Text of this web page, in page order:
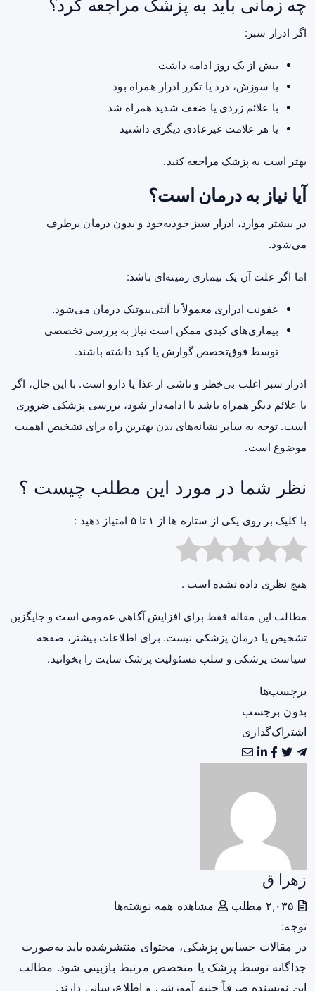
چه زمانی باید به پزشک مراجعه کرد؟
اگر ادرار سبز:
بیش از یک روز ادامه داشت
با سوزش، درد یا تکرر ادرار همراه بود
با علائم زردی یا ضعف شدید همراه شد
یا هر علامت غیرعادی دیگری داشتید
بهتر است به پزشک مراجعه کنید.
آیا نیاز به درمان است؟
در بیشتر موارد، ادرار سبز خودبه‌خود و بدون درمان برطرف
می‌شود.
اما اگر علت آن یک بیماری زمینه‌ای باشد:
عفونت ادراری معمولاً با آنتی‌بیوتیک درمان می‌شود.
بیماری‌های کبدی ممکن است نیاز به بررسی تخصصی
توسط فوق‌تخصص گوارش یا کبد داشته باشند.
ادرار سبز اغلب بی‌خطر و ناشی از غذا یا دارو است. با این حال، اگر
با علائم دیگر همراه باشد یا ادامه‌دار شود، بررسی پزشکی ضروری
است. توجه به سایر نشانه‌های بدن بهترین راه برای تشخیص اهمیت
موضوع است.
نظر شما در مورد این مطلب چیست ؟
با کلیک بر روی یکی از ستاره ها از ۱ تا ۵ امتیاز دهید :
هیچ نظری داده نشده است .
مطالب این مقاله فقط برای افزایش آگاهی عمومی است و جایگزین
تشخیص یا درمان پزشکی نیست. برای اطلاعات بیشتر، صفحه
سیاست پزشکی و سلب مسئولیت پزشک سایت را بخوانید.
برچسب‌ها
بدون برچسب
اشتراک‌گذاری
زهرا ق
مشاهده همه نوشته‌ها
توجه:
در مقالات حساس پزشکی، محتوای منتشرشده باید به‌صورت
جداگانه توسط پزشک یا متخصص مرتبط بازبینی شود. مطالب
این نویسنده صرفاً جنبه آموزشی و اطلاع‌رسانی دارند.